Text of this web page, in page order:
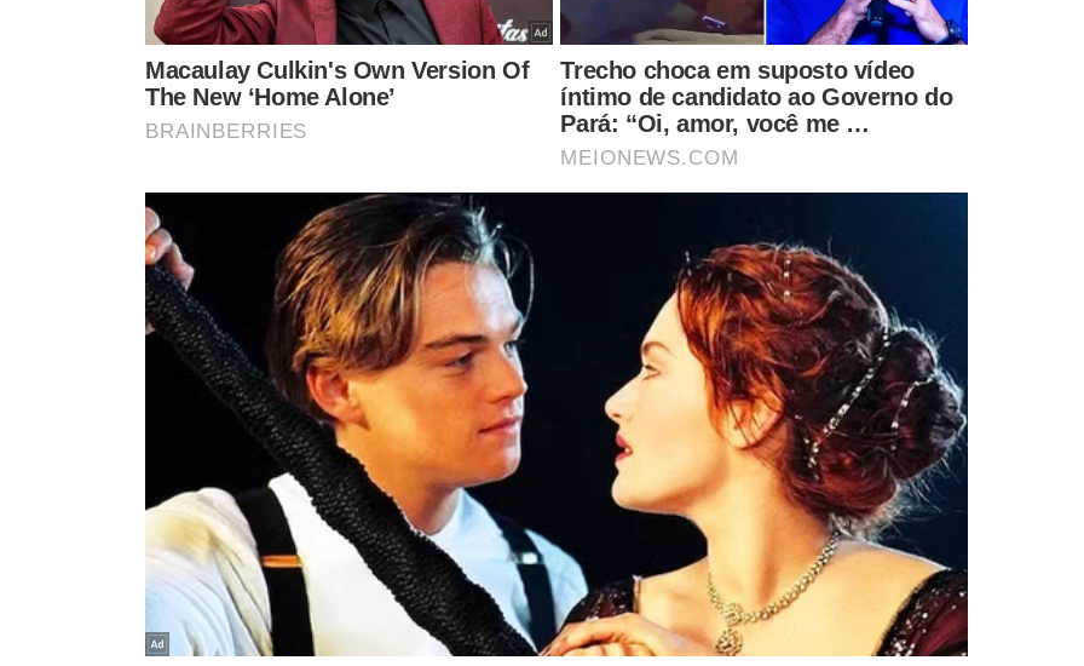
contratos ao prazo legal de 12 meses, conforme parecer jurídico da Procuradoria Geral do
Município. Contudo, o consórcio não apenas não assinou os termos aditivos como
judicializou a questão, o que postergou, por duas vezes, o procedimento administrativo
para formalização do novo contrato emergencial, explicou a administração.
O consórcio também exige o pagamento de faturas dedezembro/2024 , entregues apenas em
algumas sem a documentação necessária. A PMT contesta os valores, alegando divergências nos registros.
PAGAMENTOS EM DIA E LICITAÇÃO FUTURA
A gestão municipal reforça quenão há débitos pendentes com a empresa em2025. Os serviços prestados em
estão em fase de conferência, com pagamento previsto para o fim do mês.
Além disso, a prefeitura já trabalha no
edital de licitação para uma contratação definitiva, que garantirá
nos serviços.
CRÍTICA À POSTURA DO CONSÓRCIO
redução na qualidade dos serviços
como forma de pressão, incluindo paralisações em alguns
bairros no último fim de semana.
A PMT lamenta que o consórcio tenha optado por precarizar os serviços como forma de
pressão indevida à administração municipal, inclusive com a paralisação da coleta em